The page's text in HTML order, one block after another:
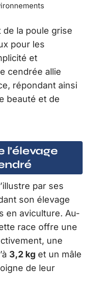
la poule grise
pour les
et
cendrée allie
répondant ainsi
beauté et de
l’élevage
par ses
son élevage
en aviculture. Au-
race offre une
une
3,2 kg et un mâle
de leur